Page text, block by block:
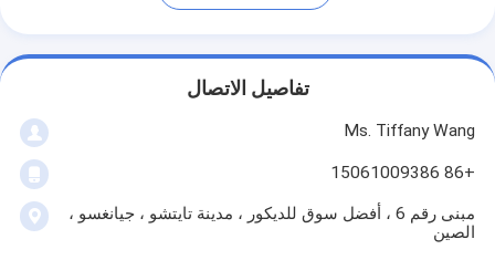
تفاصيل الاتصال
Ms. Tiffany Wang
+86 15061009386
مبنى رقم 6 ، أفضل سوق للديكور ، مدينة تايتشو ، جيانغسو ،
الصين